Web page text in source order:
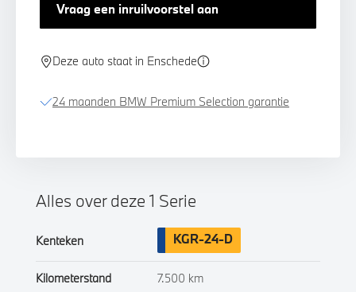
Vraag een inruilvoorstel aan
Deze auto staat in Enschede
24 maanden BMW Premium Selection garantie
Alles over deze 1 Serie
Kenteken KGR-24-D
Kilometerstand 7.500 km